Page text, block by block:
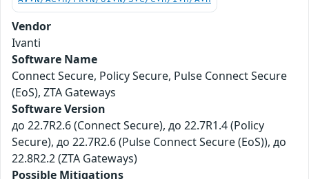
Vendor
Ivanti
Software Name
Connect Secure, Policy Secure, Pulse Connect Secure
(EoS), ZTA Gateways
Software Version
до 22.7R2.6 (Connect Secure), до 22.7R1.4 (Policy
Secure), до 22.7R2.6 (Pulse Connect Secure (EoS)), до
22.8R2.2 (ZTA Gateways)
Possible Mitigations